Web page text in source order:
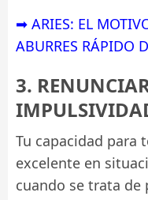
➡ ARIES: EL
ABURRES RÁPIDO
3.
Tu capacidad para
excelente en
cuando se trata de